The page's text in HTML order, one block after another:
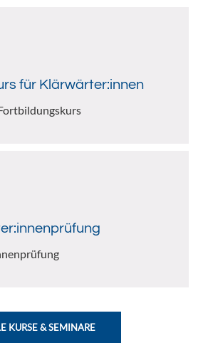
für Klärwärter:innen
KURSE & SEMINARE